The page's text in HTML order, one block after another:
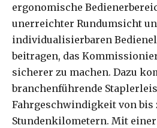
ergonomische
unerreichter Rundumsicht
individualisierbaren
beitragen, das
sicherer zu machen. Dazu
branchenführende
Fahrgeschwindigkeit von bis
Stundenkilometern. Mit